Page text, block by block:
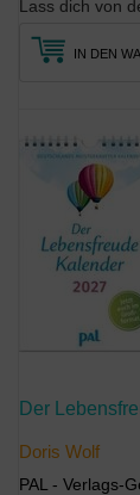
IN DEN
Doris Wolf
PAL - Verlags-